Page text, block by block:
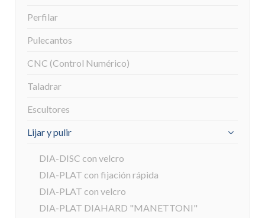
Perfilar
Pulecantos
CNC (Control Numérico)
Taladrar
Escultores
Lijar y pulir
DIA-DISC con velcro
DIA-PLAT con fijación rápida
DIA-PLAT con velcro
DIA-PLAT DIAHARD "MANETTONI"